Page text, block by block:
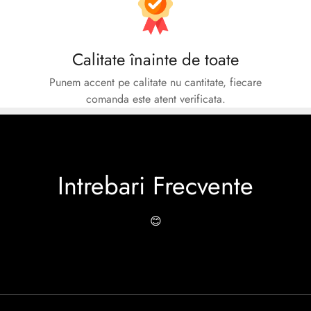
Calitate înainte de toate
Punem accent pe calitate nu cantitate, fiecare
comanda este atent verificata.
Intrebari Frecvente
😊